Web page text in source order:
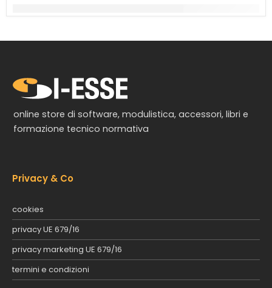
online store di software, modulistica, accessori, libri e
formazione tecnico normativa
Privacy & Co
cookies
privacy UE 679/16
privacy marketing UE 679/16
termini e condizioni